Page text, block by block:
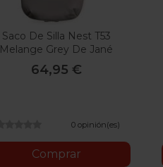
Saco De Silla Nest T53
Melange Grey De Jané
64,95 €
0 opinión(es)
Comprar